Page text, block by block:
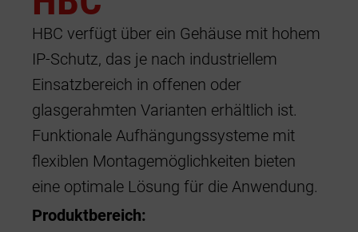
Shop / Retail
Parkhaus
Krankenhaus und Klinik
Datenzentren
HBC verfügt über ein Gehäuse mit hohem
IP-Schutz, das je nach industriellem
Einsatzbereich in offenen oder
glasgerahmten Varianten erhältlich ist.
Funktionale Aufhängungssysteme mit
flexiblen Montagemöglichkeiten bieten
eine optimale Lösung für die Anwendung.
Produktbereich: